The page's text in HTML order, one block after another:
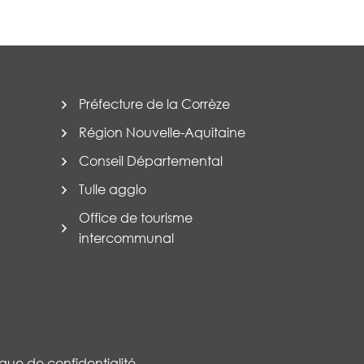
Préfecture de la Corrèze
Région Nouvelle-Aquitaine
Conseil Départemental
Tulle agglo
Office de tourisme
intercommunal